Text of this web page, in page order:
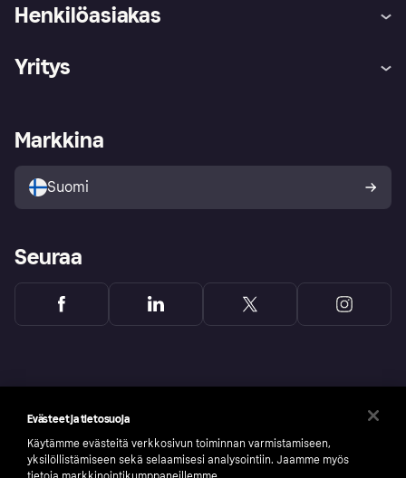
Henkilöasiakas
Kirjaudu sisään
Tutustu kauppoihin
Ostajan turva
Yritys
Kirjaudu sisään yrityksenä
Markkina
Suomi
Seuraa
Evästeet ja tietosuoja
Käytämme evästeitä verkkosivun toiminnan varmistamiseen,
yksilöllistämiseen sekä selaamisesi analysointiin. Jaamme myös